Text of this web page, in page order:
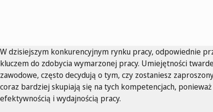
W dzisiejszym konkurencyjnym rynku pracy, odpowiednie
kluczem do zdobycia wymarzonej pracy. Umiejętności
zawodowe, często decydują o tym, czy zostaniesz
coraz bardziej skupiają się na tych kompetencjach,
efektywnością i wydajnością pracy.